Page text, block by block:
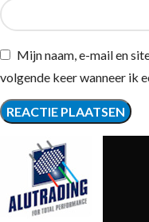
Mijn naam, e-mail en
volgende keer wanneer ik